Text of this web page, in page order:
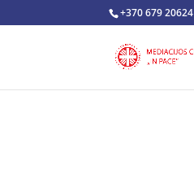
+370 679 20624